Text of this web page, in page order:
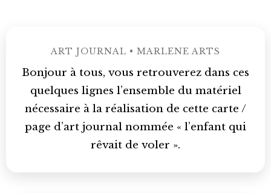
ART JOURNAL • MARLENE ARTS
Bonjour à tous, vous retrouverez dans ces
quelques lignes l’ensemble du matériel
nécessaire à la réalisation de cette carte /
page d’art journal nommée « l’enfant qui
rêvait de voler ».